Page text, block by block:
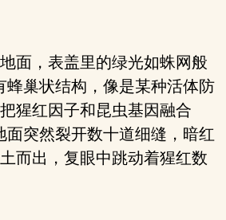
面，表盖里的绿光如蛛网般
蜂巢状结构，像是某种活体防
猩红因子和昆虫基因融合
面突然裂开数十道细缝，暗红
而出，复眼中跳动着猩红数